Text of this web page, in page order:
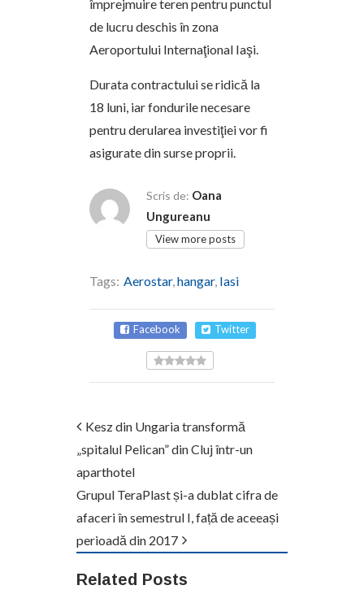
împrejmuire teren pentru punctul
de lucru deschis în zona
Aeroportului Internaţional Iaşi.
Durata contractului se ridică la
18 luni, iar fondurile necesare
pentru derularea investiţiei vor fi
asigurate din surse proprii.
Scris de: Oana
Ungureanu
View more posts
Tags: Aerostar,hangar, Iasi
Facebook Twitter
Kesz din Ungaria transformă
„spitalul Pelican” din Cluj într-un
aparthotel
Grupul TeraPlast și-a dublat cifra de
afaceri în semestrul I, față de aceeași
perioadă din 2017
Related Posts